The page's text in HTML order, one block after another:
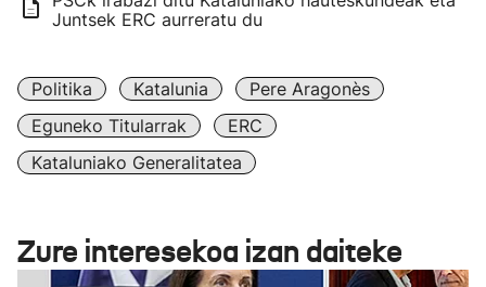
Juntsek ERC aurreratu du
Politika Katalunia
Pere Aragonès
Eguneko Titularrak
ERC
Kataluniako Generalitatea
Zure interesekoa izan daiteke